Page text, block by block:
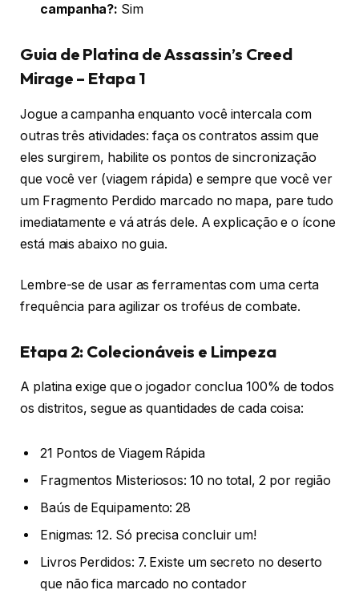
campanha?: Sim
Guia de Platina de Assassin’s Creed
Mirage – Etapa 1
Jogue a campanha enquanto você intercala com
outras três atividades: faça os contratos assim que
eles surgirem, habilite os pontos de sincronização
que você ver (viagem rápida) e sempre que você ver
um Fragmento Perdido marcado no mapa, pare tudo
imediatamente e vá atrás dele. A explicação e o ícone
está mais abaixo no guia.
Lembre-se de usar as ferramentas com uma certa
frequência para agilizar os troféus de combate.
Etapa 2: Colecionáveis e Limpeza
A platina exige que o jogador conclua 100% de todos
os distritos, segue as quantidades de cada coisa:
21 Pontos de Viagem Rápida
Fragmentos Misteriosos: 10 no total, 2 por região
Baús de Equipamento: 28
Enigmas: 12. Só precisa concluir um!
Livros Perdidos: 7. Existe um secreto no deserto
que não fica marcado no contador